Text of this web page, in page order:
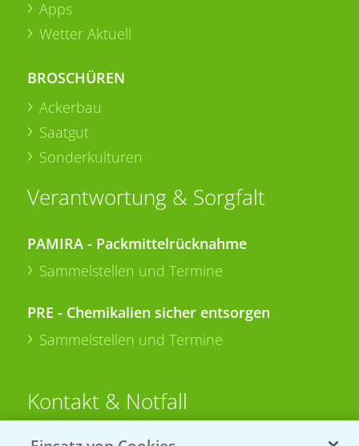
Apps
Wetter Aktuell
BROSCHÜREN
Ackerbau
Saatgut
Sonderkulturen
Verantwortung & Sorgfalt
PAMIRA - Packmittelrücknahme
Sammelstellen und Termine
PRE - Chemikalien sicher entsorgen
Sammelstellen und Termine
Kontakt & Notfall